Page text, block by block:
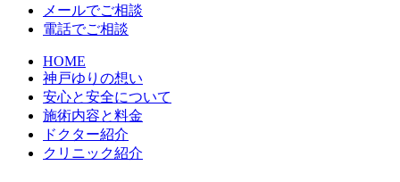
メールでご相談
電話でご相談
HOME
神戸ゆりの想い
安心と安全について
施術内容と料金
ドクター紹介
クリニック紹介